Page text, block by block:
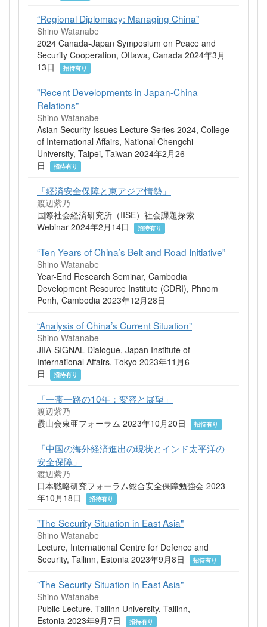
“Regional Diplomacy: Managing China”
Shino Watanabe
2024 Canada-Japan Symposium on Peace and
Security Cooperation, Ottawa, Canada 2024年3月
13日
招待有り
"Recent Developments in Japan-China
Relations"
Shino Watanabe
Asian Security Issues Lecture Series 2024, College
of International Affairs, National Chengchi
University, Taipei, Taiwan 2024年2月26
日
招待有り
「経済安全保障と東アジア情勢」
渡辺紫乃
国際社会経済研究所（IISE）社会課題探索
Webinar 2024年2月14日
招待有り
“Ten Years of China’s Belt and Road Initiative”
Shino Watanabe
Year-End Research Seminar, Cambodia
Development Resource Institute (CDRI), Phnom
Penh, Cambodia 2023年12月28日
“Analysis of China’s Current Situation”
Shino Watanabe
JIIA-SIGNAL Dialogue, Japan Institute of
International Affairs, Tokyo 2023年11月6
日
招待有り
「一帯一路の10年：変容と展望」
渡辺紫乃
霞山会東亜フォーラム 2023年10月20日
招待有り
「中国の海外経済進出の現状とインド太平洋の
安全保障」
渡辺紫乃
日本戦略研究フォーラム総合安全保障勉強会 2023
年10月18日
招待有り
"The Security Situation in East Asia"
Shino Watanabe
Lecture, International Centre for Defence and
Security, Tallinn, Estonia 2023年9月8日
招待有り
"The Security Situation in East Asia"
Shino Watanabe
Public Lecture, Tallinn University, Tallinn,
Estonia 2023年9月7日
招待有り